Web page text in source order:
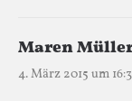
Maren
4. März 2015 um